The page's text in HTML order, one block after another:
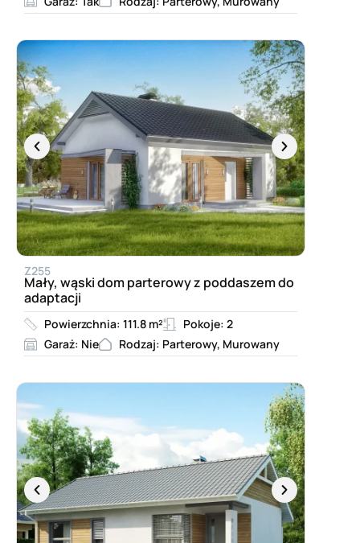
Z255
Mały, wąski dom parterowy z poddaszem do
adaptacji
Powierzchnia: 111.8 m²
Pokoje: 2
Garaż: Nie
Rodzaj: Parterowy, Murowany